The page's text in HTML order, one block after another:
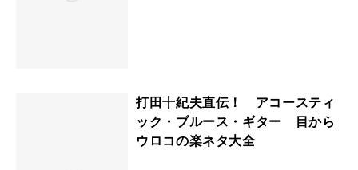
打田十紀夫直伝！ アコースティ
ック・ブルース・ギター 目から
ウロコの楽ネタ大全